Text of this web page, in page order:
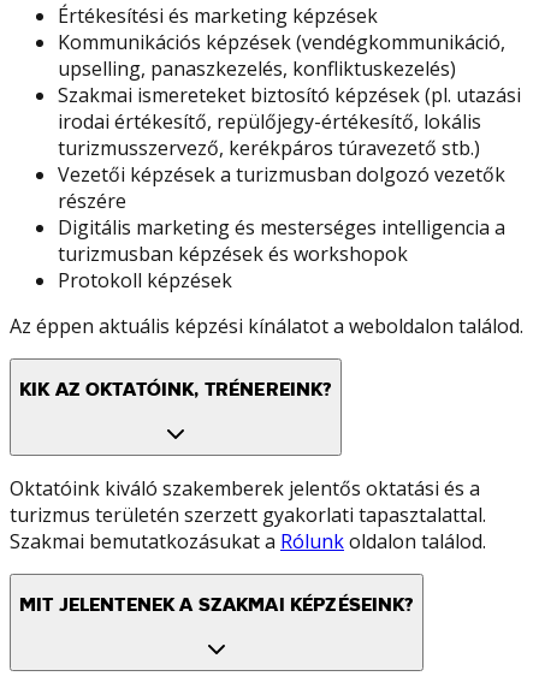
Értékesítési és marketing képzések
Kommunikációs képzések (vendégkommunikáció,
upselling, panaszkezelés, konfliktuskezelés)
Szakmai ismereteket biztosító képzések (pl. utazási
irodai értékesítő, repülőjegy-értékesítő, lokális
turizmusszervező, kerékpáros túravezető stb.)
Vezetői képzések a turizmusban dolgozó vezetők
részére
Digitális marketing és mesterséges intelligencia a
turizmusban képzések és workshopok
Protokoll képzések
Az éppen aktuális képzési kínálatot a weboldalon találod.
KIK AZ OKTATÓINK, TRÉNEREINK?
Oktatóink kiváló szakemberek jelentős oktatási és a
turizmus területén szerzett gyakorlati tapasztalattal.
Szakmai bemutatkozásukat a Rólunkoldalon találod.
MIT JELENTENEK A SZAKMAI KÉPZÉSEINK?